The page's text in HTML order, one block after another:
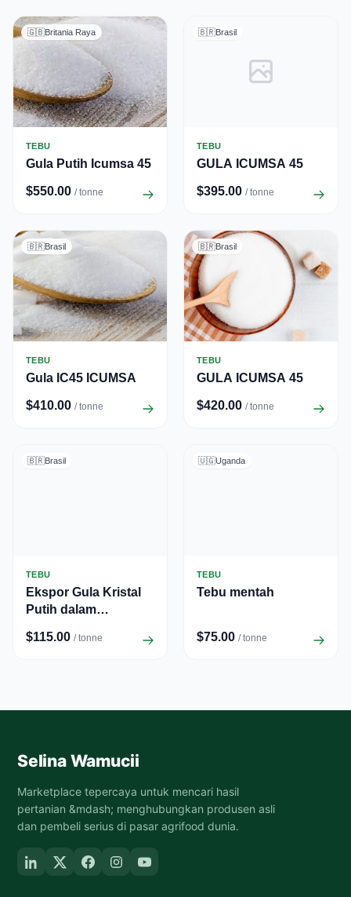
🇬🇧Britania Raya
TEBU
Gula Putih Icumsa 45
$550.00 / tonne
🇧🇷Brasil
TEBU
GULA ICUMSA 45
$395.00 / tonne
🇧🇷Brasil
TEBU
Gula IC45 ICUMSA
$410.00 / tonne
🇧🇷Brasil
TEBU
GULA ICUMSA 45
$420.00 / tonne
🇧🇷Brasil
TEBU
Ekspor Gula Kristal
Putih dalam
$115.00 / tonne
🇺🇬Uganda
TEBU
Tebu mentah
$75.00 / tonne
Selina Wamucii
Marketplace tepercaya untuk mencari hasil
pertanian &mdash; menghubungkan produsen asli
dan pembeli serius di pasar agrifood dunia.